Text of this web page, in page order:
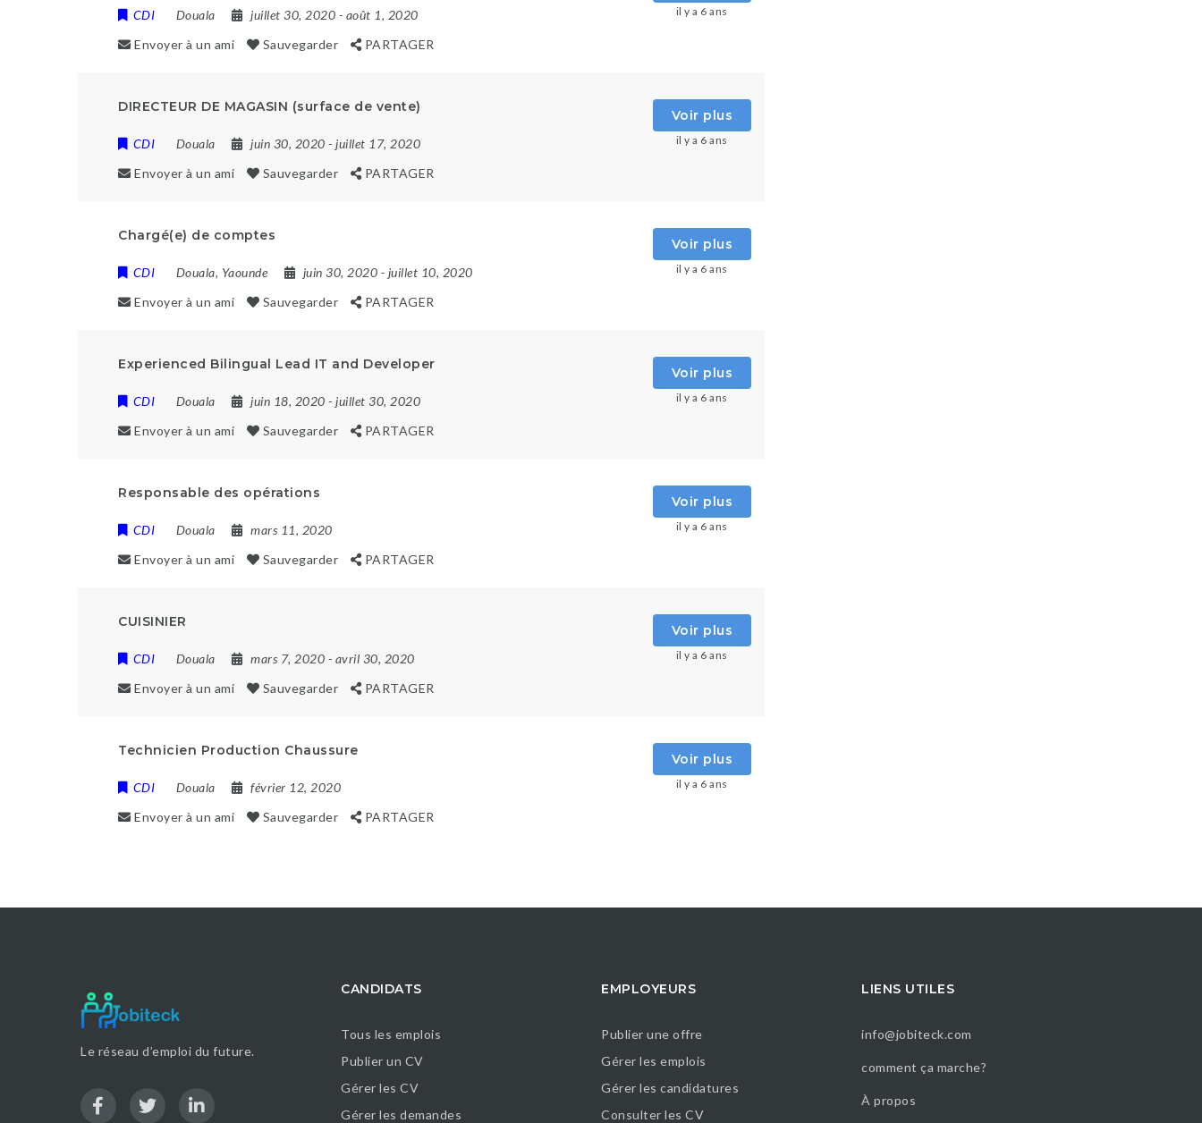
CDI Douala juillet 30, 2020 - août 1, 2020
Envoyer à un ami
Sauvegarder PARTAGER
il y a 6 ans
DIRECTEUR DE MAGASIN (surface de vente)
CDI Douala juin 30, 2020 - juillet 17, 2020
Envoyer à un ami
Sauvegarder PARTAGER
Voir plus
il y a 6 ans
Chargé(e) de comptes
CDI Douala, Yaounde juin 30, 2020 - juillet 10, 2020
Envoyer à un ami
Sauvegarder PARTAGER
Voir plus
il y a 6 ans
Experienced Bilingual Lead IT and Developer
CDI Douala juin 18, 2020 - juillet 30, 2020
Envoyer à un ami
Sauvegarder PARTAGER
Voir plus
il y a 6 ans
Responsable des opérations
CDI Douala
mars 11, 2020
Envoyer à un ami
Sauvegarder PARTAGER
Voir plus
il y a 6 ans
CUISINIER
CDI Douala mars 7, 2020 - avril 30, 2020
Envoyer à un ami
Sauvegarder PARTAGER
Voir plus
il y a 6 ans
Technicien Production Chaussure
CDI Douala
février 12, 2020
Envoyer à un ami
Sauvegarder PARTAGER
Voir plus
il y a 6 ans
Le réseau d’emploi du future.
CANDIDATS
Tous les emplois
Publier un CV
Gérer les CV
Gérer les demandes
EMPLOYEURS
Publier une offre
Gérer les emplois
Gérer les candidatures
Consulter les CV
LIENS UTILES
info@jobiteck.com
comment ça marche?
À propos